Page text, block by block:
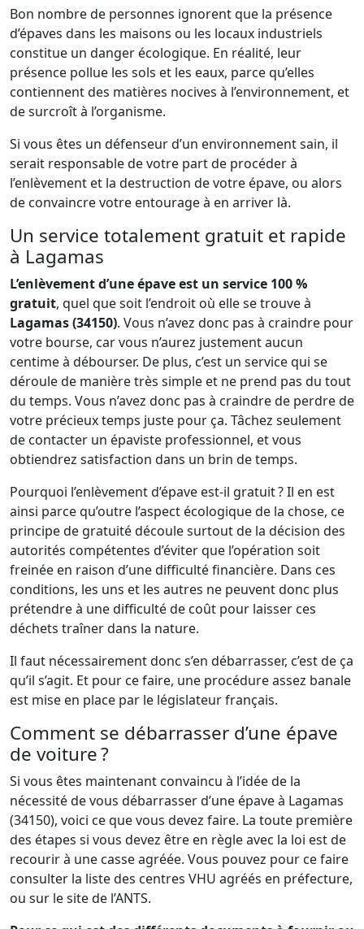
Bon nombre de personnes ignorent que la présence
d’épaves dans les maisons ou les locaux industriels
constitue un danger écologique. En réalité, leur
présence pollue les sols et les eaux, parce qu’elles
contiennent des matières nocives à l’environnement, et
de surcroît à l’organisme.
Si vous êtes un défenseur d’un environnement sain, il
serait responsable de votre part de procéder à
l’enlèvement et la destruction de votre épave, ou alors
de convaincre votre entourage à en arriver là.
Un service totalement gratuit et rapide
à Lagamas
L’enlèvement d’une épave est un service 100 %
gratuit, quel que soit l’endroit où elle se trouve à
Lagamas (34150). Vous n’avez donc pas à craindre pour
votre bourse, car vous n’aurez justement aucun
centime à débourser. De plus, c’est un service qui se
déroule de manière très simple et ne prend pas du tout
du temps. Vous n’avez donc pas à craindre de perdre de
votre précieux temps juste pour ça. Tâchez seulement
de contacter un épaviste professionnel, et vous
obtiendrez satisfaction dans un brin de temps.
Pourquoi l’enlèvement d’épave est-il gratuit ? Il en est
ainsi parce qu’outre l’aspect écologique de la chose, ce
principe de gratuité découle surtout de la décision des
autorités compétentes d’éviter que l’opération soit
freinée en raison d’une difficulté financière. Dans ces
conditions, les uns et les autres ne peuvent donc plus
prétendre à une difficulté de coût pour laisser ces
déchets traîner dans la nature.
Il faut nécessairement donc s’en débarrasser, c’est de ça
qu’il s’agit. Et pour ce faire, une procédure assez banale
est mise en place par le législateur français.
Comment se débarrasser d’une épave
de voiture ?
Si vous êtes maintenant convaincu à l’idée de la
nécessité de vous débarrasser d’une épave à Lagamas
(34150), voici ce que vous devez faire. La toute première
des étapes si vous devez être en règle avec la loi est de
recourir à une casse agréée. Vous pouvez pour ce faire
consulter la liste des centres VHU agréés en préfecture,
ou sur le site de l’ANTS.